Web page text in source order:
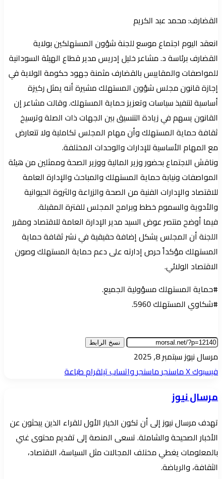
القضارف: محمد عبد الكريم
انعقد اليوم اجتماع موسع للجنة شؤون المستهلكين بولاية
القضارف برئاسة د. مشاعر خليل إدريس مدير قطاع الهيئة السودانية
للمواصفات والمقاييس بالقضارف مثمنة جهود حكومة الولاية في
إجازة قانون مجلس شؤون المستهلك مشيرة أنه يمثل ركيزة
أساسية لتنفيذ سياسات وتعزيز حماية المستهلك. وقالت مشاعر إن
القانون يسهم في زيادة التنسيق بين الجهات ذات الصلة وترسيخ
ثقافة حماية المستهلك وأن مهام المجلس تكاملية ولا تتعارض
مع المهام الأساسية للإدارات والوحدات المختلفة.
وناقش الاجتماع بحضور وزير المالية ووزير الصحة وممثلين من هيئة
المواصفات ونيابة حماية المستهلك والمباحث والإدارة العامة
للاقتصاد والإدارات الفنية من الصحة والزراعة والثروة الحيوانية
والأدوية والسموم خطط وبرامج المجلس للفترة المقبلة.
فيما أوضح منتصر عوض السيد مدير الإدارة العامة للاقتصاد ومقرر
اللجنة أن المجلس يشكل إضافة حقيقية في نشر ثقافة حماية
المستهلك مؤكداً حرص إدارته على دعم حماية المستهلك وصون
الاقتصاد الولائي.
#حماية المستهلك مسؤولية الجميع.
#شكاوي المستهلك 5960.
نسخ الرابط
مرسال نيوزأرسل
بريدا
سبتمبر 8, 2025
فيسبوك‫Xماسنجرماسنجرواتسابتيلقرامطباعة
مرسال نيوز
تهدف مرسال نيوز إلى أن تكون الخيار الأول للقراء الذين يبحثون عن
الأخبار الصحيحة والشاملة. تسعى المنصة إلى تقديم محتوى غني
بالمعلومات يغطي مختلف المجالات مثل السياسة، الاقتصاد،
الثقافة، والرياضة.